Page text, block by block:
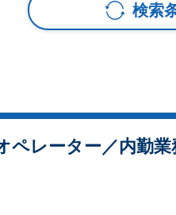
検索
ペレーター／内勤